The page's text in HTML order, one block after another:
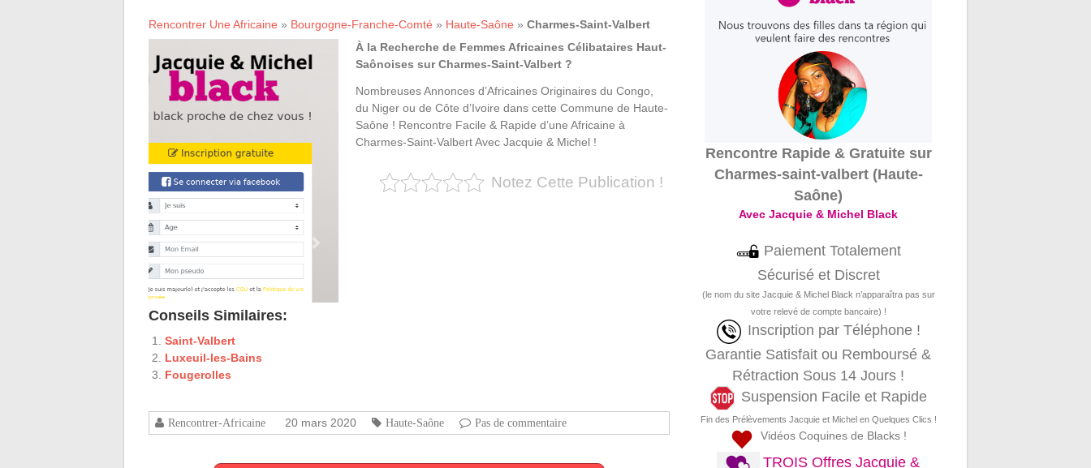
Rencontrer Une Africaine » Bourgogne-Franche-Comté » Haute-Saône » Charmes-Saint-Valbert
À la Recherche de Femmes Africaines Célibataires Haut-
Saônoises sur Charmes-Saint-Valbert ?
Nombreuses Annonces d’Africaines Originaires du Congo,
du Niger ou de Côte d’Ivoire dans cette Commune de Haute-
Saône ! Rencontre Facile & Rapide d’une Africaine à
Charmes-Saint-Valbert Avec Jacquie & Michel !
Notez Cette Publication !
Conseils Similaires:
Saint-Valbert
Luxeuil-les-Bains
Fougerolles
Rencontrer-Africaine 20 mars 2020 Haute-Saône Pas de commentaire
Rencontre Rapide & Gratuite sur
Charmes-saint-valbert (Haute-
Saône)
Avec Jacquie & Michel Black
Paiement Totalement
Sécurisé et Discret
(le nom du site Jacquie & Michel Black n’apparaîtra pas sur
votre relevé de compte bancaire) !
Inscription par Téléphone !
Garantie Satisfait ou Remboursé &
Rétraction Sous 14 Jours !
Suspension Facile et Rapide
Fin des Prélèvements Jacquie et Michel en Quelques Clics !
Vidéos Coquines de Blacks !
TROIS Offres Jacquie &